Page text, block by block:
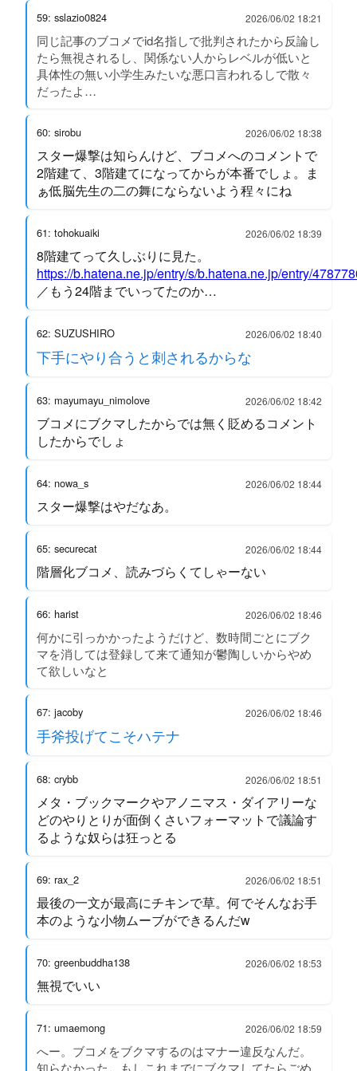
59: sslazio0824 2026/06/02 18:21
同じ記事のブコメでid名指しで批判されたから反論し
たら無視されるし、関係ない人からレベルが低いと
具体性の無い小学生みたいな悪口言われるしで散々
だったよ…
60: sirobu 2026/06/02 18:38
スター爆撃は知らんけど、ブコメへのコメントで
2階建て、3階建てになってからが本番でしょ。ま
ぁ低脳先生の二の舞にならないよう程々にね
61: tohokuaiki 2026/06/02 18:39
8階建てって久しぶりに見た。
https://b.hatena.ne.jp/entry/s/b.hatena.ne.jp/entry/
／もう24階までいってたのか…
62: SUZUSHIRO 2026/06/02 18:40
下手にやり合うと刺されるからな
63: mayumayu_nimolove 2026/06/02 18:42
ブコメにブクマしたからでは無く貶めるコメント
したからでしょ
64: nowa_s 2026/06/02 18:44
スター爆撃はやだなあ。
65: securecat 2026/06/02 18:44
階層化ブコメ、読みづらくてしゃーない
66: harist 2026/06/02 18:46
何かに引っかかったようだけど、数時間ごとにブク
マを消しては登録して来て通知が鬱陶しいからやめ
て欲しいなと
67: jacoby 2026/06/02 18:46
手斧投げてこそハテナ
68: crybb 2026/06/02 18:51
メタ・ブックマークやアノニマス・ダイアリーな
どのやりとりが面倒くさいフォーマットで議論す
るような奴らは狂っとる
69: rax_2 2026/06/02 18:51
最後の一文が最高にチキンで草。何でそんなお手
本のような小物ムーブができるんだw
70: greenbuddha138 2026/06/02 18:53
無視でいい
71: umaemong 2026/06/02 18:59
へー。ブコメをブクマするのはマナー違反なんだ。
知らなかった。もしこれまでにブクマしてたらごめ